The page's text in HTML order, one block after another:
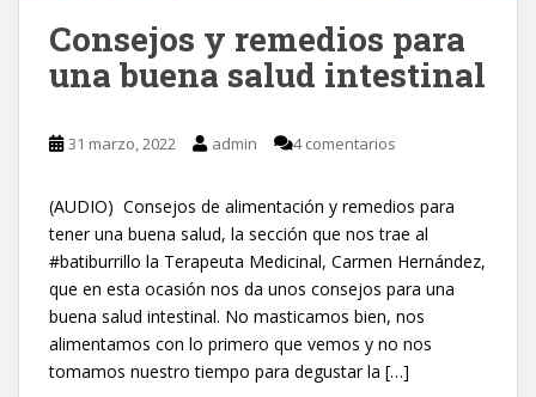
Consejos y remedios para
una buena salud intestinal
31 marzo, 2022 admin 4 comentarios
(AUDIO) Consejos de alimentación y remedios para
tener una buena salud, la sección que nos trae al
#batiburrillo la Terapeuta Medicinal, Carmen Hernández,
que en esta ocasión nos da unos consejos para una
buena salud intestinal. No masticamos bien, nos
alimentamos con lo primero que vemos y no nos
tomamos nuestro tiempo para degustar la […]